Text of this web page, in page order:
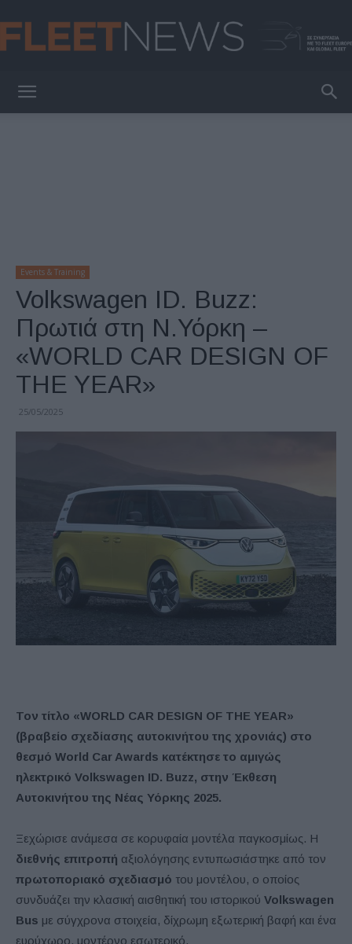
Events & Training
Volkswagen ID. Buzz:
Πρωτιά στη Ν.Υόρκη –
«WORLD CAR DESIGN OF
THE YEAR»
25/05/2025
Τον τίτλο «WORLD CAR DESIGN OF THE YEAR»
(βραβείο σχεδίασης αυτοκινήτου της χρονιάς) στο
θεσμό World Car Awards κατέκτησε το αμιγώς
ηλεκτρικό Volkswagen ID. Buzz, στην Έκθεση
Αυτοκινήτου της Νέας Υόρκης 2025.
Ξεχώρισε ανάμεσα σε κορυφαία μοντέλα παγκοσμίως. Η
διεθνής επιτροπή αξιολόγησης εντυπωσιάστηκε από τον
πρωτοποριακό σχεδιασμό του μοντέλου, ο οποίος
συνδυάζει την κλασική αισθητική του ιστορικού Volkswagen
Bus με σύγχρονα στοιχεία, δίχρωμη εξωτερική βαφή και ένα
ευρύχωρο, μοντέρνο εσωτερικό.